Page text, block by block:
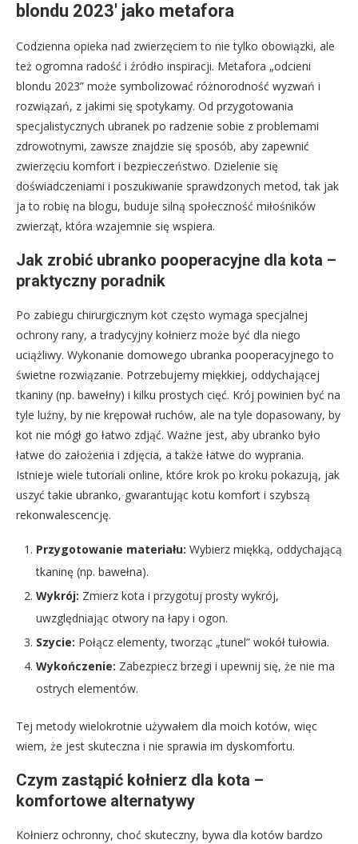
blondu 2023′ jako metafora
Codzienna opieka nad zwierzęciem to nie tylko obowiązki, ale
też ogromna radość i źródło inspiracji. Metafora „odcieni
blondu 2023” może symbolizować różnorodność wyzwań i
rozwiązań, z jakimi się spotykamy. Od przygotowania
specjalistycznych ubranek po radzenie sobie z problemami
zdrowotnymi, zawsze znajdzie się sposób, aby zapewnić
zwierzęciu komfort i bezpieczeństwo. Dzielenie się
doświadczeniami i poszukiwanie sprawdzonych metod, tak jak
ja to robię na blogu, buduje silną społeczność miłośników
zwierząt, która wzajemnie się wspiera.
Jak zrobić ubranko pooperacyjne dla kota –
praktyczny poradnik
Po zabiegu chirurgicznym kot często wymaga specjalnej
ochrony rany, a tradycyjny kołnierz może być dla niego
uciążliwy. Wykonanie domowego ubranka pooperacyjnego to
świetne rozwiązanie. Potrzebujemy miękkiej, oddychającej
tkaniny (np. bawełny) i kilku prostych cięć. Krój powinien być na
tyle luźny, by nie krępował ruchów, ale na tyle dopasowany, by
kot nie mógł go łatwo zdjąć. Ważne jest, aby ubranko było
łatwe do założenia i zdjęcia, a także łatwe do wyprania.
Istnieje wiele tutoriali online, które krok po kroku pokazują, jak
uszyć takie ubranko, gwarantując kotu komfort i szybszą
rekonwalescencję.
Przygotowanie materiału: Wybierz miękką, oddychającą
tkaninę (np. bawełna).
Wykrój: Zmierz kota i przygotuj prosty wykrój,
uwzględniając otwory na łapy i ogon.
Szycie: Połącz elementy, tworząc „tunel” wokół tułowia.
Wykończenie: Zabezpiecz brzegi i upewnij się, że nie ma
ostrych elementów.
Tej metody wielokrotnie używałem dla moich kotów, więc
wiem, że jest skuteczna i nie sprawia im dyskomfortu.
Czym zastąpić kołnierz dla kota –
komfortowe alternatywy
Kołnierz ochronny, choć skuteczny, bywa dla kotów bardzo